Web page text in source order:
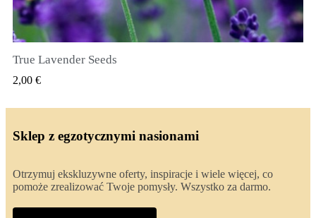
SZYBKI PODGLĄD
True Lavender Seeds
2,00 €
Sklep z egzotycznymi nasionami
Otrzymuj ekskluzywne oferty, inspiracje i wiele więcej, co
pomoże zrealizować Twoje pomysły. Wszystko za darmo.